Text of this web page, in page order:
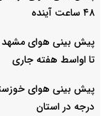
۴۸ ساعت آینده
تا اواسط هفته جاری
درجه در استان